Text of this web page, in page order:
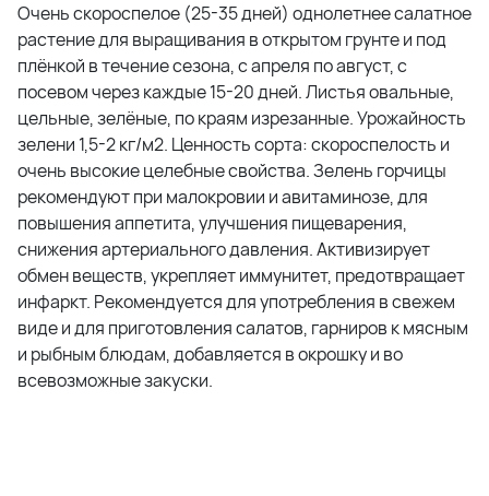
Очень скороспелое (25-35 дней) однолетнее салатное
растение для выращивания в открытом грунте и под
плёнкой в течение сезона, с апреля по август, с
посевом через каждые 15-20 дней. Листья овальные,
цельные, зелёные, по краям изрезанные. Урожайность
зелени 1,5-2 кг/м2. Ценность сорта: скороспелость и
очень высокие целебные свойства. Зелень горчицы
рекомендуют при малокровии и авитаминозе, для
повышения аппетита, улучшения пищеварения,
снижения артериального давления. Активизирует
обмен веществ, укрепляет иммунитет, предотвращает
инфаркт. Рекомендуется для употребления в свежем
виде и для приготовления салатов, гарниров к мясным
и рыбным блюдам, добавляется в окрошку и во
всевозможные закуски.